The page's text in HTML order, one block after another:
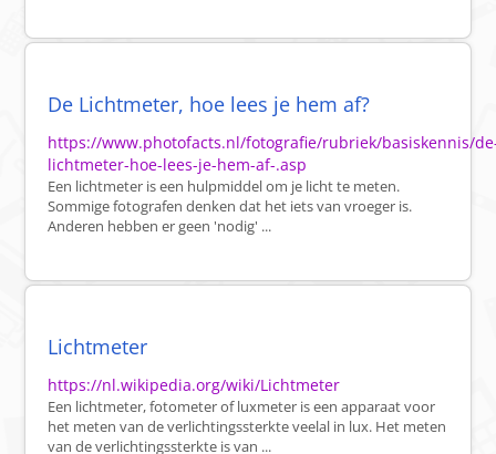
De Lichtmeter, hoe lees je hem af?
https://www.photofacts.nl/fotografie/rubriek/basiskennis/
lichtmeter-hoe-lees-je-hem-af-.asp
Een lichtmeter is een hulpmiddel om je licht te meten.
Sommige fotografen denken dat het iets van vroeger is.
Anderen hebben er geen 'nodig' ...
Lichtmeter
https://nl.wikipedia.org/wiki/Lichtmeter
Een lichtmeter, fotometer of luxmeter is een apparaat voor
het meten van de verlichtingssterkte veelal in lux. Het meten
van de verlichtingssterkte is van ...